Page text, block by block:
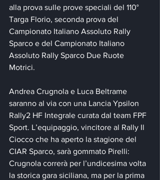
alla prova sulle prove speciali del 110°
Targa Florio, seconda prova del
Campionato Italiano Assoluto Rally
Sparco e del Campionato Italiano
Assoluto Rally Sparco Due Ruote
Motrici.
Andrea Crugnola e Luca Beltrame
saranno al via con una Lancia Ypsilon
Rally2 HF Integrale curata dal team FPF
Sport. L’equipaggio, vincitore al Rally Il
Ciocco che ha aperto la stagione del
CIAR Sparco, sarà gommato Pirelli:
Crugnola correrà per l’undicesima volta
la storica gara siciliana, ma per la prima